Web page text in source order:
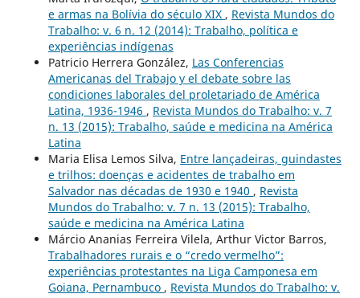
e armas na Bolívia do século XIX , Revista Mundos do
Trabalho: v. 6 n. 12 (2014): Trabalho, política e
experiências indígenas
Patricio Herrera González, Las Conferencias
Americanas del Trabajo y el debate sobre las
condiciones laborales del proletariado de América
Latina, 1936-1946 , Revista Mundos do Trabalho: v. 7
n. 13 (2015): Trabalho, saúde e medicina na América
Latina
Maria Elisa Lemos Silva, Entre lançadeiras, guindastes
e trilhos: doenças e acidentes de trabalho em
Salvador nas décadas de 1930 e 1940 , Revista
Mundos do Trabalho: v. 7 n. 13 (2015): Trabalho,
saúde e medicina na América Latina
Márcio Ananias Ferreira Vilela, Arthur Victor Barros,
Trabalhadores rurais e o “credo vermelho”:
experiências protestantes na Liga Camponesa em
Goiana, Pernambuco , Revista Mundos do Trabalho: v.